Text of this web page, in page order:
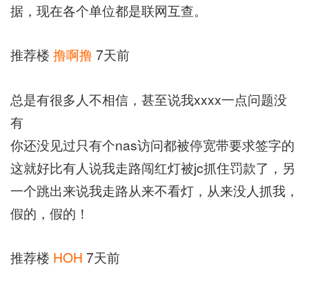
据，现在各个单位都是联网互查。
推荐楼 撸啊撸 7天前
总是有很多人不相信，甚至说我xxxx一点问题没
有
你还没见过只有个nas访问都被停宽带要求签字的
这就好比有人说我走路闯红灯被jc抓住罚款了，另
一个跳出来说我走路从来不看灯，从来没人抓我，
假的，假的！
推荐楼 HOH 7天前